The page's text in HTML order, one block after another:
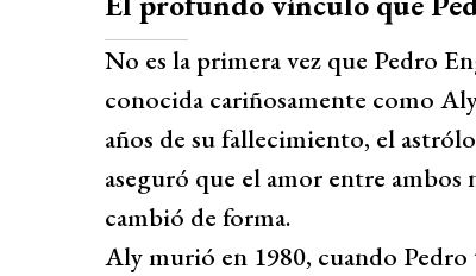
No es la primera vez que Pedro
conocida cariñosamente como
años de su fallecimiento, el
aseguró que el amor entre
cambió de forma.
Aly murió en 1980, cuando